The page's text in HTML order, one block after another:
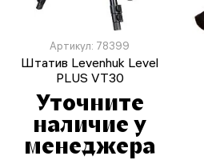
Артикул: 78399
Штатив Levenhuk Level
PLUS VT30
Уточните
наличие у
менеджера